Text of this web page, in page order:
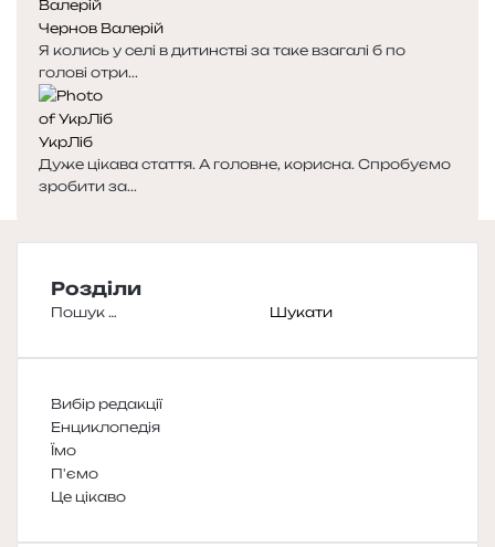
Чернов Валерій
Я колись у селі в дитинстві за таке взагалі б по
голові отри...
УкрЛіб
Дуже цікава стаття. А головне, корисна. Спробуємо
зробити за...
Розділи
Пошук:
Вибір редакції
Енциклопедія
Їмо
П'ємо
Це цікаво